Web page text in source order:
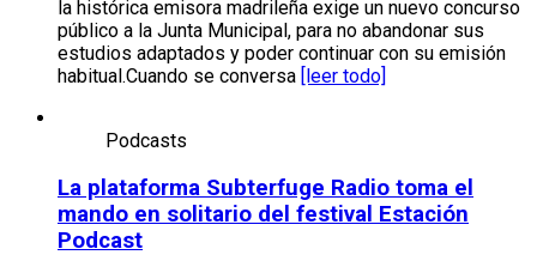
la histórica emisora madrileña exige un nuevo concurso
público a la Junta Municipal, para no abandonar sus
estudios adaptados y poder continuar con su emisión
habitual.Cuando se conversa
[leer todo]
Podcasts
La plataforma Subterfuge Radio toma el
mando en solitario del festival Estación
Podcast